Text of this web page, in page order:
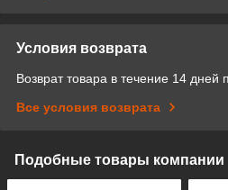
Условия возврата
Возврат товара в течение 14 дней
Все условия возврата
Подобные товары компании